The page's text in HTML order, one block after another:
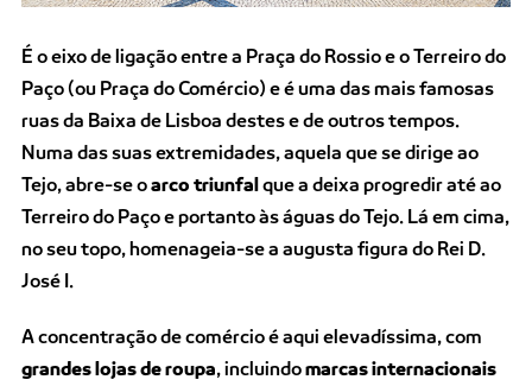
É o eixo de ligação entre a Praça do Rossio e o Terreiro do
Paço (ou Praça do Comércio) e é uma das mais famosas
ruas da Baixa de Lisboa destes e de outros tempos.
Numa das suas extremidades, aquela que se dirige ao
Tejo, abre-se oarco triunfalque a deixa progredir até ao
Terreiro do Paço e portanto às águas do Tejo. Lá em cima,
no seu topo, homenageia-se a augusta figura do Rei D.
José I.
A concentração de comércio é aqui elevadíssima, com
grandes lojas de roupa, incluindomarcas internacionais